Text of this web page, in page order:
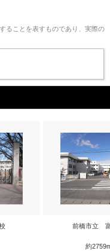
ることを表すものであり、実際の
前橋市立
約